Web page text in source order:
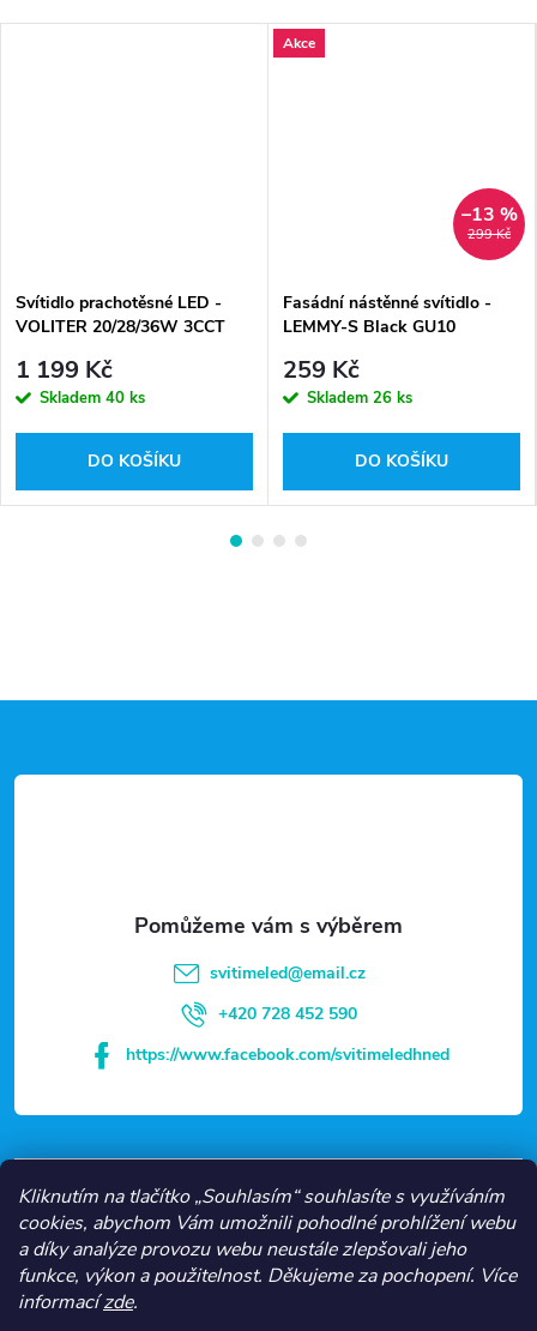
Kliknutím na tlačítko „Souhlasím“ souhlasíte s využíváním
cookies, abychom Vám umožnili pohodlné prohlížení webu
a díky analýze provozu webu neustále zlepšovali jeho
funkce, výkon a použitelnost. Děkujeme za pochopení. Více
informacízde.
Svítidlo prachotěsné LED -
VOLITER 20/28/36W 3CCT
1 199 Kč
Skladem 40 ks
DO KOŠÍKU
Akce
299 Kč
–13 %
Fasádní nástěnné svítidlo -
LEMMY-S Black GU10
259 Kč
Skladem 26 ks
DO KOŠÍKU
á
VŠE O NÁKUPU
NEJČASTĚJŠÍ KATEGORIE
svitimeled@email.cz
+420 728 452 590
https://www.facebook.com/svitimeledhned